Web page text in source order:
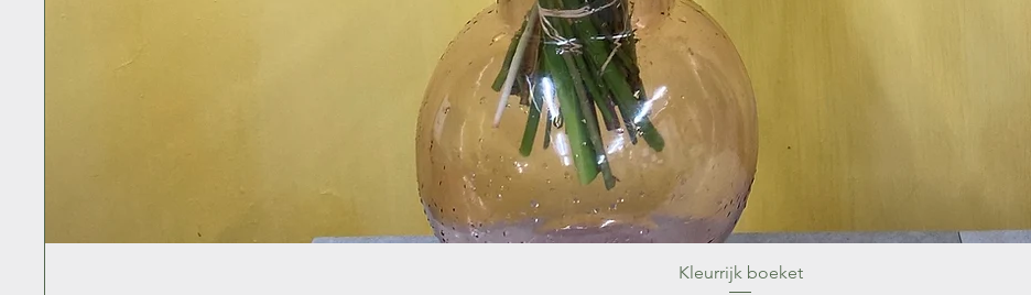
Kleurrijk boeket